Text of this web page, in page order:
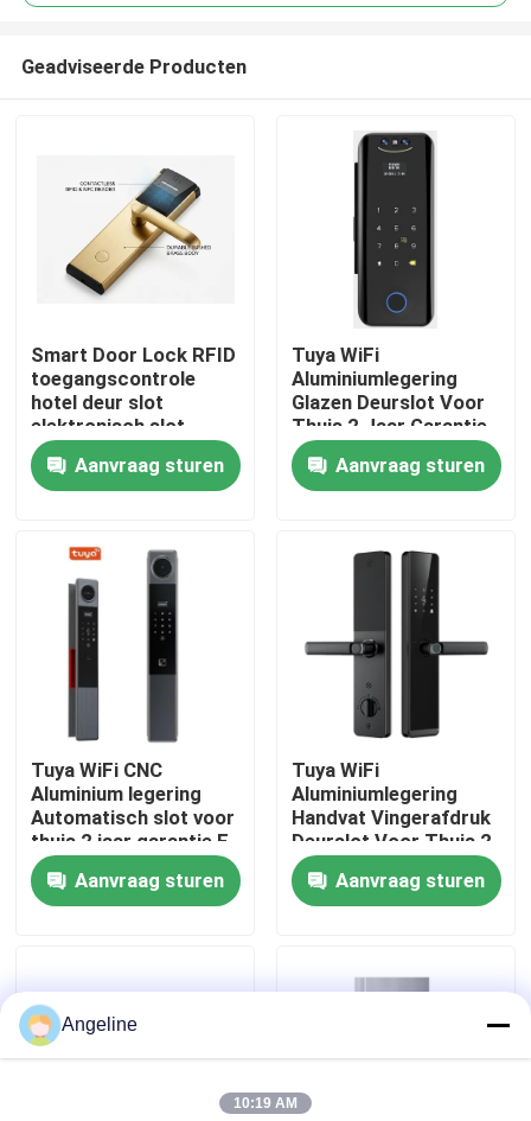
Thuis
Video's
Over ons
Fabriekstocht
Kwaliteitscontrole
Nieuws
Vraag een offerte
Geadviseerde Producten
Smart Door Lock RFID
toegangscontrole
hotel deur slot
elektronisch slot
Aanvraag sturen
Tuya WiFi
Aluminiumlegering
Glazen Deurslot Voor
Thuis 2 Jaar Garantie,
E-186-3D
Aanvraag sturen
Tuya WiFi CNC
Aluminium legering
Automatisch slot voor
thuis 2 jaar garantie,E-
739
Aanvraag sturen
Tuya WiFi
Aluminiumlegering
Handvat Vingerafdruk
Deurslot Voor Thuis 2
Jaar Garantie, E-599
Aanvraag sturen
Angeline
10:19 AM